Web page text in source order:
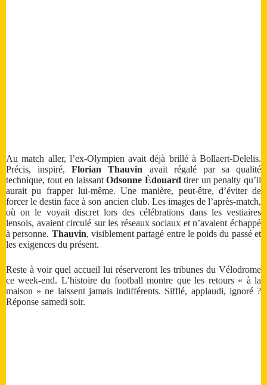
Au match aller, l’ex-Olympien avait déjà brillé à Bollaert-Delelis.
Précis, inspiré,Florian Thauvin avait régalé par sa qualité
technique, tout en laissantOdsonne Édouard tirer un penalty qu’il
aurait pu frapper lui-même. Une manière, peut-être, d’éviter de
forcer le destin face à son ancien club. Les images de l’après-match,
où on le voyait discret lors des célébrations dans les vestiaires
lensois, avaient circulé sur les réseaux sociaux et n’avaient échappé
à personne. Thauvin, visiblement partagé entre le poids du passé et
les exigences du présent.
Reste à voir quel accueil lui réserveront les tribunes du Vélodrome
ce week-end. L’histoire du football montre que les retours « à la
maison » ne laissent jamais indifférents. Sifflé, applaudi, ignoré ?
Réponse samedi soir.